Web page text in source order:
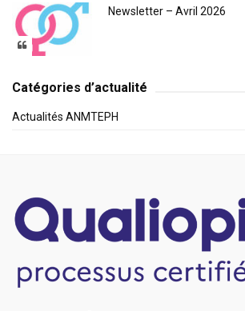
Newsletter – Avril 2026
Catégories d’actualité
Actualités ANMTEPH